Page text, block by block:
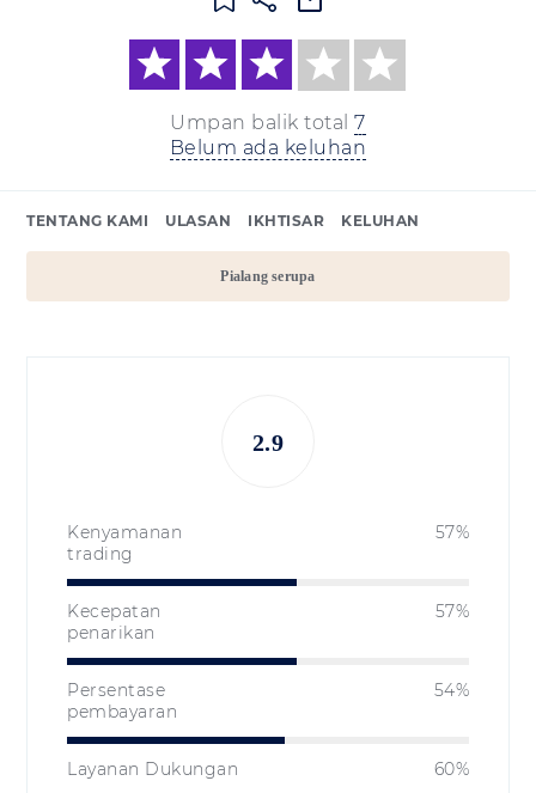
Umpan balik total 7
Belum ada keluhan
TENTANG KAMI ULASAN IKHTISAR KELUHAN
Pialang serupa
Kenyamanan
trading
57%
Kecepatan
penarikan
57%
Persentase
pembayaran
54%
Layanan Dukungan 60%
2.9